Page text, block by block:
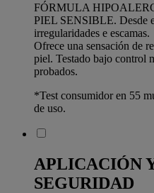
FÓRMULA
PIEL SENSIBLE. Desde
irregularidades e escamas.
Ofrece una sensación de
piel. Testado bajo control
probados.
*Test consumidor en 55
de uso.
APLICACIÓN
SEGURIDAD